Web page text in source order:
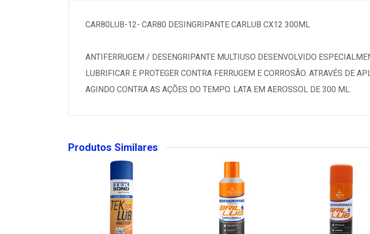
CAR80LUB-12- CAR80 DESINGRIPANTE CARLUB CX12 300ML
ANTIFERRUGEM / DESENGRIPANTE MULTIUSO DESENVOLVIDO
LUBRIFICAR E PROTEGER CONTRA FERRUGEM E CORROSÃO. ATRAVÉS DE
AGINDO CONTRA AS AÇÕES DO TEMPO. LATA EM AEROSSOL DE 300 ML.
Produtos Similares